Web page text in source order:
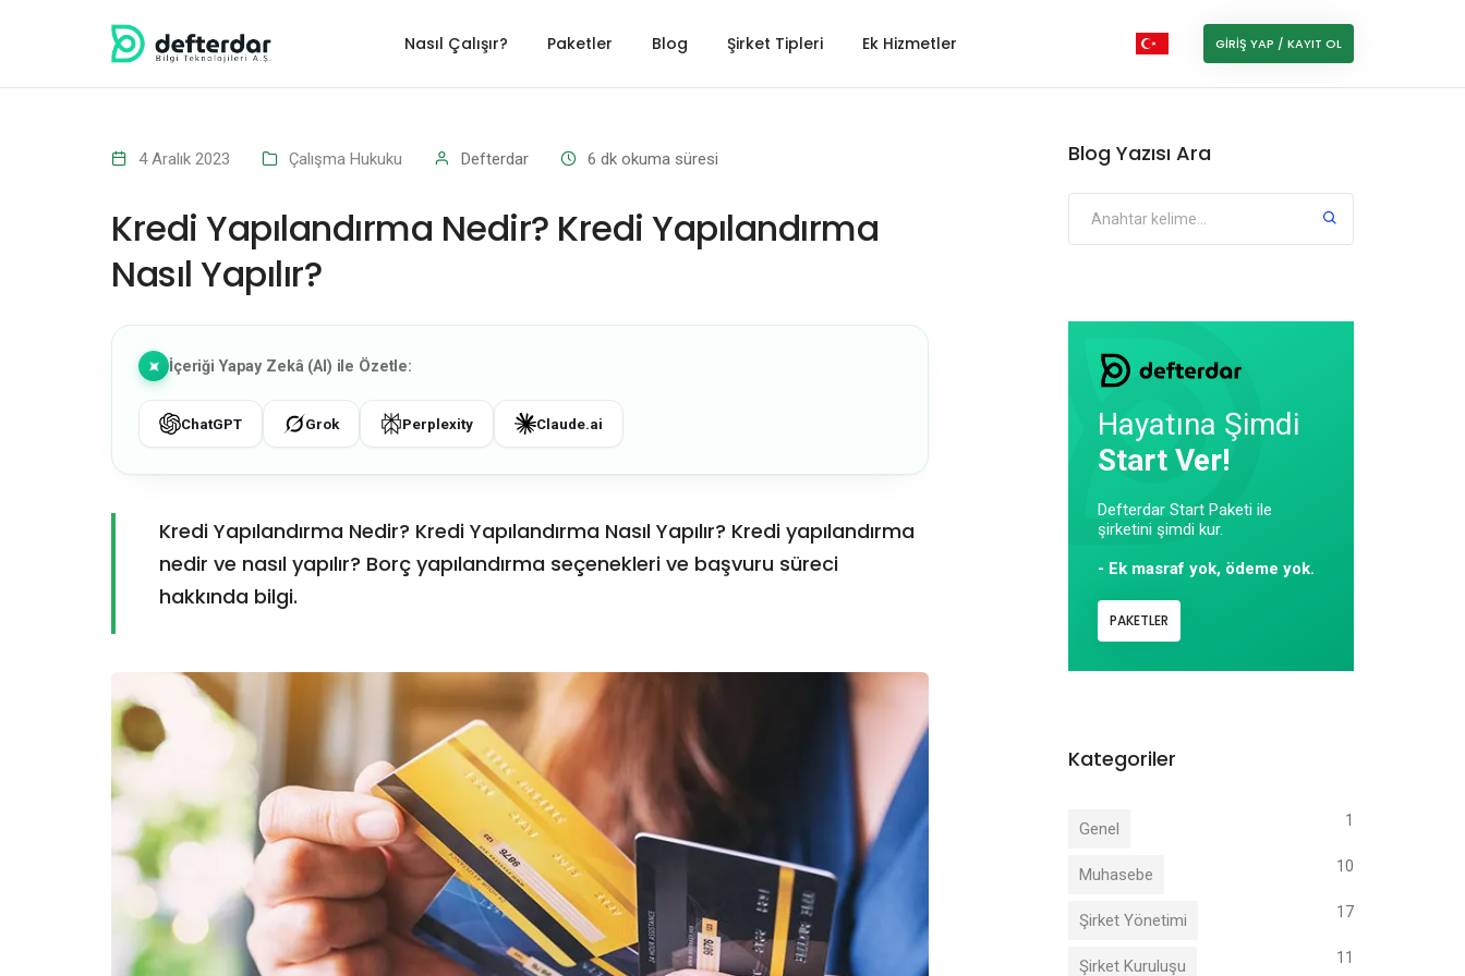
Nasıl Çalışır? Paketler Blog Şirket Tipleri Ek Hizmetler GIRIŞ YAP / KAYIT OL
4 Aralık 2023 Çalışma Hukuku Defterdar 6 dk okuma süresi
Kredi Yapılandırma Nedir? Kredi Yapılandırma
Nasıl Yapılır?
İçeriği Yapay Zekâ (AI) ile Özetle:
ChatGPT Grok Perplexity Claude.ai
Kredi Yapılandırma Nedir? Kredi Yapılandırma Nasıl Yapılır? Kredi yapılandırma
nedir ve nasıl yapılır? Borç yapılandırma seçenekleri ve başvuru süreci
hakkında bilgi.
Blog Yazısı Ara
Hayatına Şimdi
Start Ver!
Defterdar Start Paketi ile
şirketini şimdi kur.
- Ek masraf yok, ödeme yok.
PAKETLER
Kategoriler
Genel 1
Muhasebe 10
Şirket Yönetimi 17
Şirket Kuruluşu 11